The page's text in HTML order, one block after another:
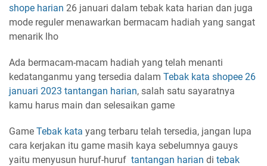
shope harian 26 januari dalam tebak kata harian dan juga
mode reguler menawarkan bermacam hadiah yang sangat
menarik lho
Ada bermacam-macam hadiah yang telah menanti
kedatanganmu yang tersedia dalam Tebak kata shopee 26
januari 2023 tantangan harian, salah satu sayaratnya
kamu harus main dan selesaikan game
Game Tebak kata yang terbaru telah tersedia, jangan lupa
cara kerjakan itu game masih kaya sebelumnya gauys
yaitu menyusun huruf-huruf tantangan harian di tebak